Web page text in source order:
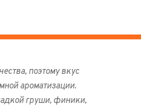
поэтому вкус
ароматизации.
груши, финики,